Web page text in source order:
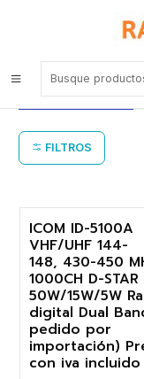
ICOM Equipos
ICOM
FILTROS
-19%
Agotado
ICOM ID-5100A
VHF/UHF 144-
148, 430-450
1000CH D-STAR
50W/15W/5W
digital Dual
pedido por
importación)
con iva incluido